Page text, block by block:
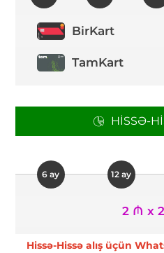
BirKart
TamKart
HISSƏ-
6 ay 12 ay
2 ₼ x
Hissə-Hissə alış üçün